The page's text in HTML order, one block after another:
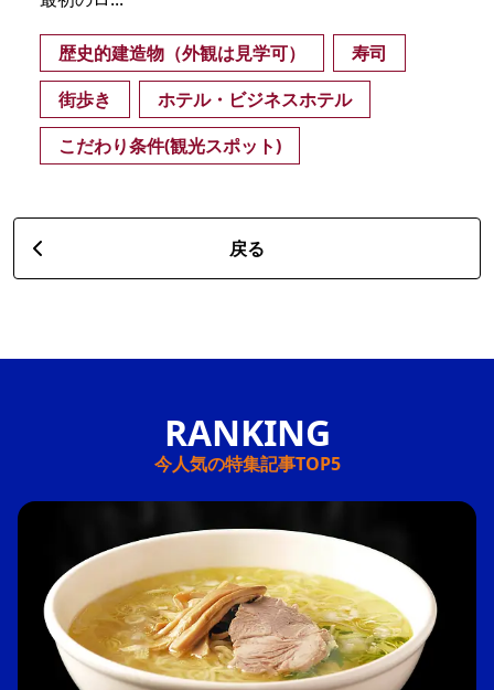
歴史的建造物（外観は見学可）
寿司
街歩き
ホテル・ビジネスホテル
こだわり条件(観光スポット)
戻る
今人気の特集記事TOP5